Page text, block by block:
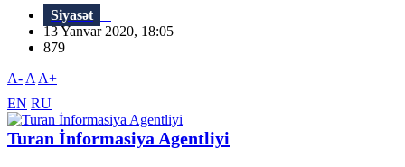
Siyasət
13 Yanvar 2020, 18:05
879
A- A A+
EN RU
Turan İnformasiya Agentliyi